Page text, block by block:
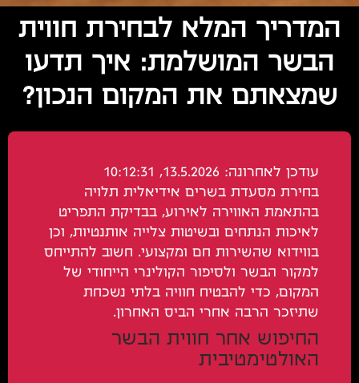
המדריך המלא לבחירת חווית
הבשר המושלמת: איך תדעו
שמצאתם את המקום הנכון?
עודכן לאחרונה: 13.5.2026, 10:12:31
בחירת מסעדת בשרים אידיאלית תלויה
בהתאמת האווירה לאירוע, בבדיקת התפריט
לאיכות הנתחים ובשיטות צלייה אותנטיות, וכן
בווידוא שהשירות חם ומקצועי. חשוב להתייחס
למקור הבשר ולסיפור הקולינרי הייחודי של
המקום, כדי להבטיח חוויה בלתי נשכחת
שתיזכר הרבה אחרי הביס האחרון.
החיפוש אחר חווית הבשר
האולטימטיבית